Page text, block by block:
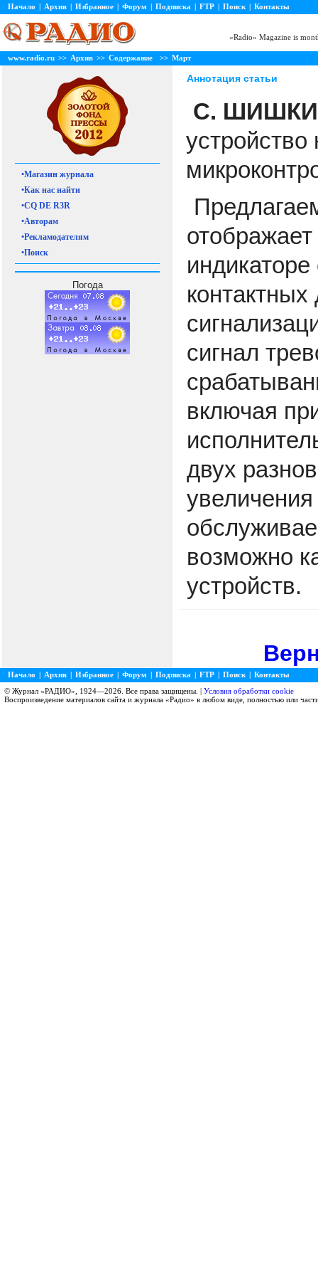
Начало | Архив | Избранное | Форум | Подписка | FTP | Поиск | Контакты
«Radio» Magazine is
www.radio.ru >> Архив >> Содержание >> Март
•Магазин журнала
•Как нас найти
•CQ DE R3R
•Авторам
•Рекламодателям
•Поиск
Погода
Аннотация статьи
С.
устройство
контактных
сигнал
включая
двух
возможно
устройств.
Начало | Архив | Избранное | Форум | Подписка | FTP | Поиск | Контакты
© Журнал «РАДИО», 1924—2026. Все права защищены. | Условия обработки cookie
Воспроизведение материалов сайта и журнала «Радио» в любом виде, полностью или